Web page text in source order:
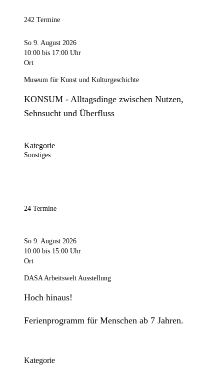
242 Termine
So 9. August 2026
10:00 bis 17:00 Uhr
Ort
Museum für Kunst und Kulturgeschichte
KONSUM - Alltagsdinge zwischen Nutzen,
Sehnsucht und Überfluss
Kategorie
Sonstiges
24 Termine
So 9. August 2026
10:00 bis 15:00 Uhr
Ort
DASA Arbeitswelt Ausstellung
Hoch hinaus!
Ferienprogramm für Menschen ab 7 Jahren.
Kategorie